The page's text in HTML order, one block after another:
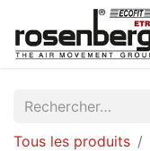
Tous les produits